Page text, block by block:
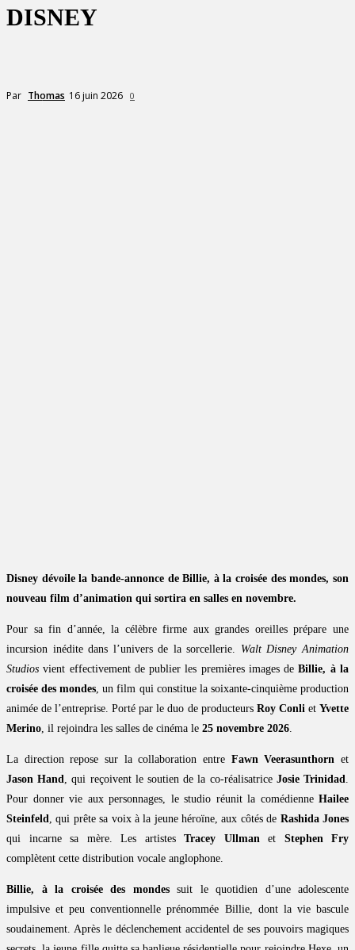
DISNEY
Par Thomas 16 juin 2026 0
Disney dévoile la bande-annonce de Billie, à la croisée des mondes, son
nouveau film d’animation qui sortira en salles en novembre.
Pour sa fin d’année, la célèbre firme aux grandes oreilles prépare une
incursion inédite dans l’univers de la sorcellerie. Walt Disney Animation
Studios vient effectivement de publier les premières images deBillie, à la
croisée des mondes, un film qui constitue la soixante-cinquième production
animée de l’entreprise. Porté par le duo de producteurs Roy ConlietYvette
Merino, il rejoindra les salles de cinéma le 25 novembre 2026.
La direction repose sur la collaboration entre Fawn Veerasunthorn et
Jason Hand, qui reçoivent le soutien de la co-réalisatrice Josie Trinidad.
Pour donner vie aux personnages, le studio réunit la comédienne Hailee
Steinfeld, qui prête sa voix à la jeune héroïne, aux côtés de Rashida Jones
qui incarne sa mère. Les artistes Tracey Ullmanet Stephen Fry
complètent cette distribution vocale anglophone.
Billie, à la croisée des mondessuit le quotidien d’une adolescente
impulsive et peu conventionnelle prénommée Billie, dont la vie bascule
soudainement. Après le déclenchement accidentel de ses pouvoirs magiques